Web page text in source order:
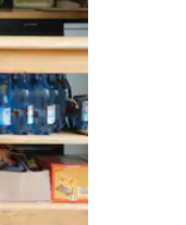
of swipen.